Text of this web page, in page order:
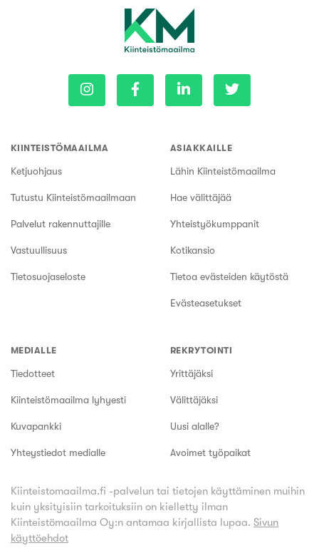
KIINTEISTÖMAAILMA
Ketjuohjaus
Tutustu Kiinteistömaailmaan
Palvelut rakennuttajille
Vastuullisuus
Tietosuojaseloste
ASIAKKAILLE
Lähin Kiinteistömaailma
Hae välittäjää
Yhteistyökumppanit
Kotikansio
Tietoa evästeiden käytöstä
Evästeasetukset
MEDIALLE
Tiedotteet
Kiinteistömaailma lyhyesti
Kuvapankki
Yhteystiedot medialle
REKRYTOINTI
Yrittäjäksi
Välittäjäksi
Uusi alalle?
Avoimet työpaikat
Kiinteistomaailma.fi -palvelun tai tietojen käyttäminen muihin
kuin yksityisiin tarkoituksiin on kielletty ilman
Kiinteistömaailma Oy:n antamaa kirjallista lupaa. Sivun
käyttöehdot